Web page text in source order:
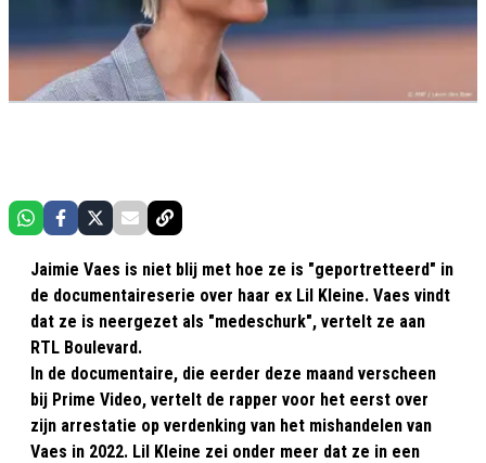
Jaimie Vaes is niet blij met hoe ze is "geportretteerd" in
de documentaireserie over haar ex Lil Kleine. Vaes vindt
dat ze is neergezet als "medeschurk", vertelt ze aan
RTL Boulevard.
In de documentaire, die eerder deze maand verscheen
bij Prime Video, vertelt de rapper voor het eerst over
zijn arrestatie op verdenking van het mishandelen van
Vaes in 2022. Lil Kleine zei onder meer dat ze in een